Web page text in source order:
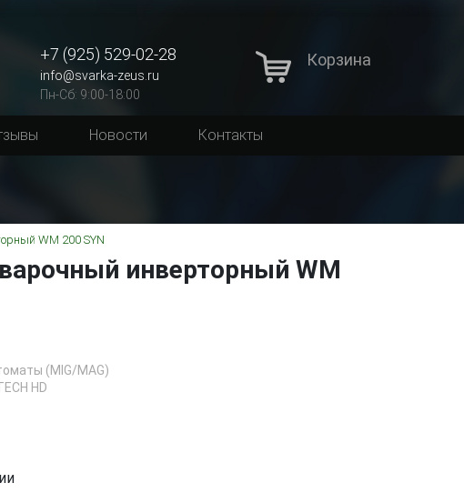
+7 (925) 529-02-28
info@svarka-zeus.ru
Пн-Сб: 9:00-18:00
Корзина
Новости Контакты
WM 200 SYN
инверторный WM
(MIG/MAG)
HD